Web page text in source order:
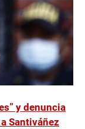
y denuncia
Santiváñez